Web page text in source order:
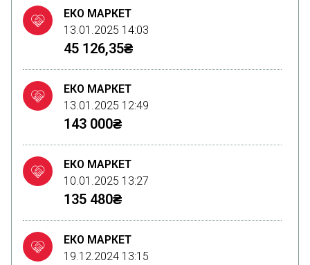
ЕКО МАРКЕТ
13.01.2025 14:03
45 126,35₴
ЕКО МАРКЕТ
13.01.2025 12:49
143 000₴
ЕКО МАРКЕТ
10.01.2025 13:27
135 480₴
ЕКО МАРКЕТ
19.12.2024 13:15